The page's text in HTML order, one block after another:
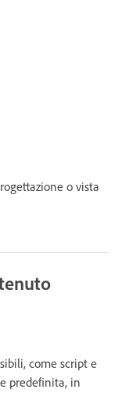
o vista
come script e
predefinita, in